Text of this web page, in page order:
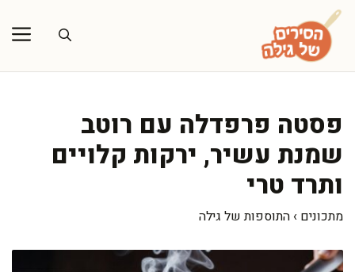
לדלג
לתוכן
פסטה פרפדלה עם רוטב
שמנת עשיר, ירקות קלויים
ותרד טרי
מתכונים › התוספות של גילה